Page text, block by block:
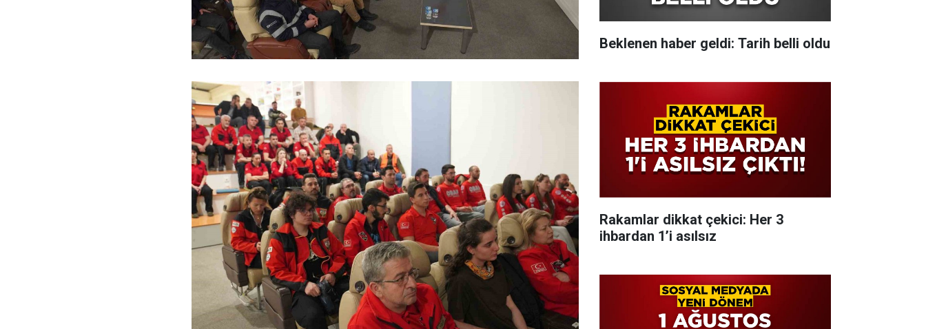
Beklenen haber geldi: Tarih belli oldu
Rakamlar dikkat çekici: Her 3
ihbardan 1’i asılsız